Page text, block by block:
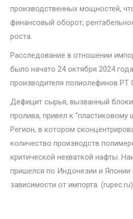
производственных мощностей,
финансовый оборот,
роста.
Расследование в отношении
было начато 24 октября 2024
производителя полиолефинов PT
Дефицит сырья, вызванный
пролива, привел к “пластиковому
Регион, в котором
количество производств
критической нехваткой нафты.
пришелся по Индонезии и Японии
зависимости от импорта. (rupec.ru)